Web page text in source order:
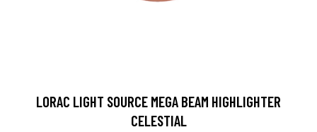
LORAC LIGHT SOURCE MEGA BEAM HIGHLIGHTER
CELESTIAL